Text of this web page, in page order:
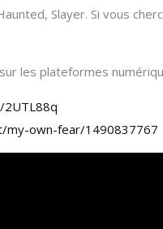
Slayer. Si vous
les plateformes
my-own-fear/1490837767